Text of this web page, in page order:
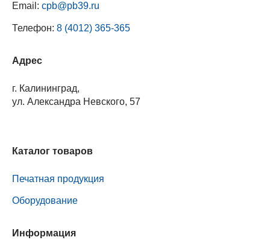
Email: cpb@pb39.ru
Телефон: 8 (4012) 365-365
Адрес
г. Калининград,
ул. Александра Невского, 57
Каталог товаров
Печатная продукция
Оборудование
Информация